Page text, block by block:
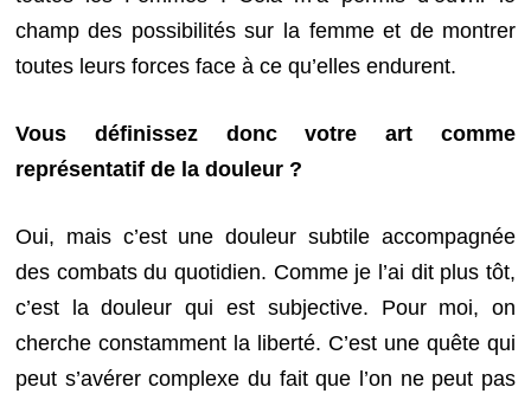
champ des possibilités sur la femme et de montrer
toutes leurs forces face à ce qu’elles endurent.
Vous définissez donc votre art comme
représentatif de la douleur ?
Oui, mais c’est une douleur subtile accompagnée
des combats du quotidien. Comme je l’ai dit plus tôt,
c’est la douleur qui est subjective. Pour moi, on
cherche constamment la liberté. C’est une quête qui
peut s’avérer complexe du fait que l’on ne peut pas